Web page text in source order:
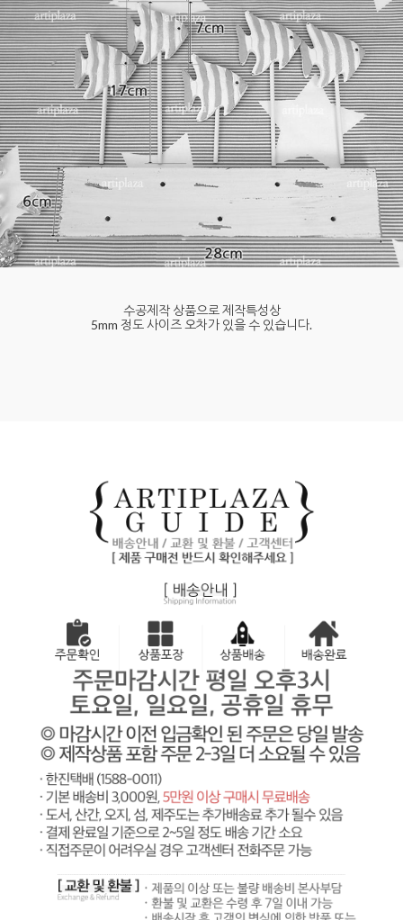
수공제작 상품으로 제작특성상
5mm 정도 사이즈 오차가 있을 수 있습니다.